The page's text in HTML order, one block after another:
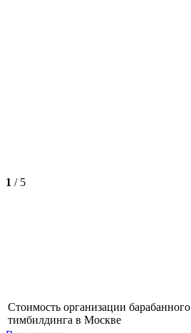
1 / 5
Стоимость организации барабанного
тимбилдинга в Москве